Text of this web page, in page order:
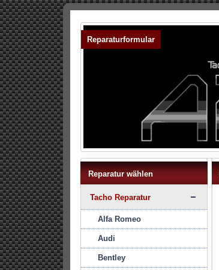
Reparaturformular
Reparatur wählen
Tacho Reparatur
Alfa Romeo
Audi
Bentley